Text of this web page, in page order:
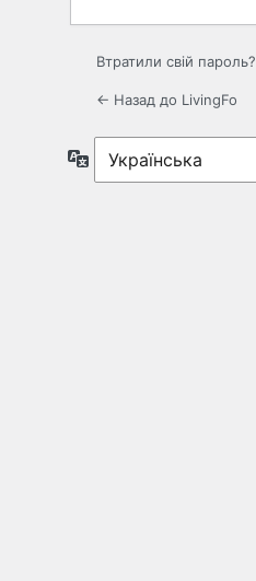
Втратили свій пароль?
← Назад до LivingFo
Мова